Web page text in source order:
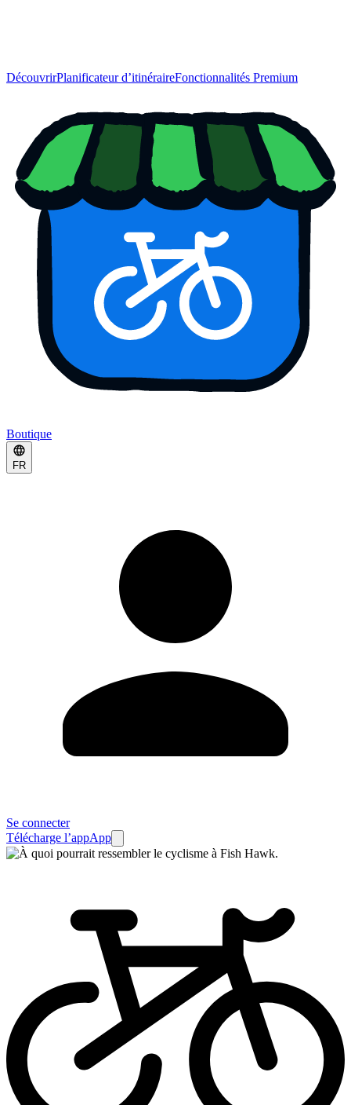
DécouvrirPlanificateur d’itinéraireFonctionnalités Premium
Boutique
FR
Se connecter
Télécharge l’appApp